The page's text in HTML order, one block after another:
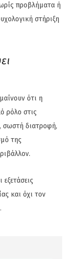
προβλήματα ή
στήριξη
ότι η
ρόλο στις
σωστή διατροφή,
της
και όχι τον